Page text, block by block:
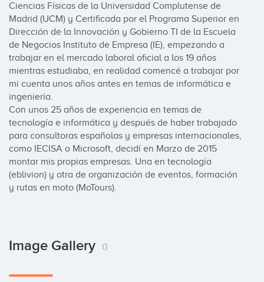
Ciencias Físicas de la Universidad Complutense de
Madrid (UCM) y Certificada por el Programa Superior en
Dirección de la Innovación y Gobierno TI de la Escuela
de Negocios Instituto de Empresa (IE), empezando a
trabajar en el mercado laboral oficial a los 19 años
mientras estudiaba, en realidad comencé a trabajar por
mi cuenta unos años antes en temas de informática e
ingeniería.
Con unos 25 años de experiencia en temas de
tecnología e informática y después de haber trabajado
para consultoras españolas y empresas internacionales,
como IECISA o Microsoft, decidí en Marzo de 2015
montar mis propias empresas. Una en tecnología
(eblivion) y otra de organización de eventos, formación
y rutas en moto (MoTours).
Image Gallery 0